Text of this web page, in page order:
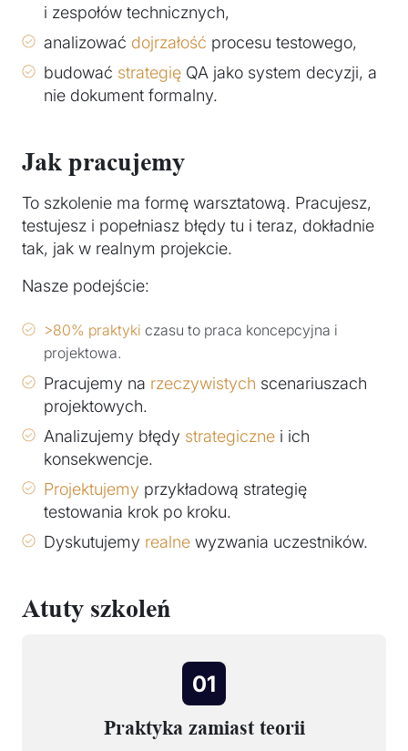
i zespołów technicznych,
analizować dojrzałość procesu testowego,
budować strategię QA jako system decyzji, a
nie dokument formalny.
Jak pracujemy
To szkolenie ma formę warsztatową. Pracujesz,
testujesz i popełniasz błędy tu i teraz, dokładnie
tak, jak w realnym projekcie.
Nasze podejście:
>80% praktyki czasu to praca koncepcyjna i
projektowa.
Pracujemy na rzeczywistych scenariuszach
projektowych.
Analizujemy błędy strategiczne i ich
konsekwencje.
Projektujemy przykładową strategię
testowania krok po kroku.
Dyskutujemy realne wyzwania uczestników.
Atuty szkoleń
01
Praktyka zamiast teorii